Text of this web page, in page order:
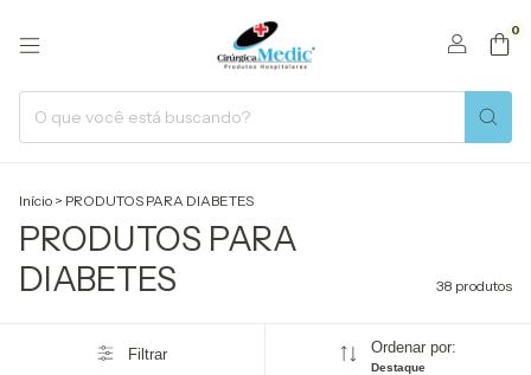
0
Início > PRODUTOS PARA DIABETES
PRODUTOS PARA
DIABETES
38 produtos
Filtrar Ordenar por:
Destaque